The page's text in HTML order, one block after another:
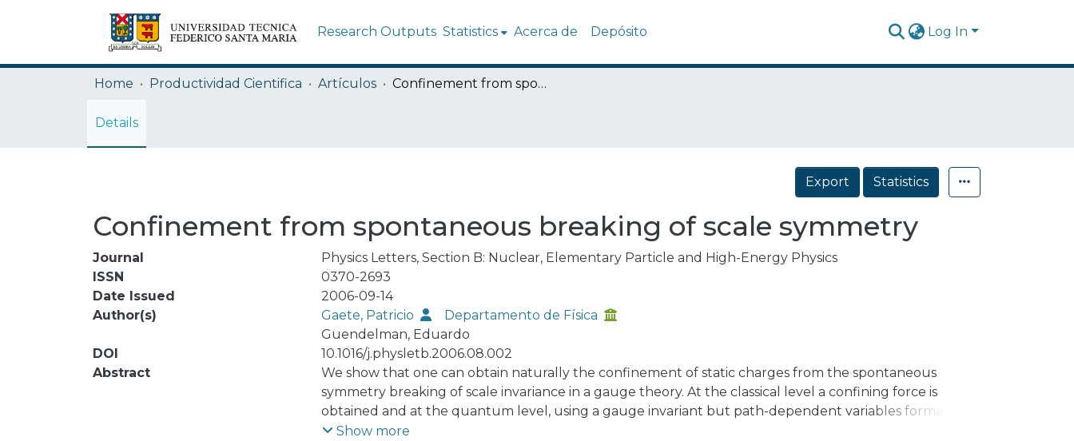
Research Outputs Statistics Acerca de Depósito Log In
Home Productividad Cientifica Artículos Confinement from spontaneous breaking of scale symmetry
Details
Export Statistics
Confinement from spontaneous breaking of scale symmetry
Journal
Physics Letters, Section B: Nuclear, Elementary Particle and High-Energy Physics
ISSN
0370-2693
Date Issued
2006-09-14
Author(s)
Gaete, Patricio
Departamento de Física
Guendelman, Eduardo
DOI
10.1016/j.physletb.2006.08.002
Abstract
We show that one can obtain naturally the confinement of static charges from the spontaneous
symmetry breaking of scale invariance in a gauge theory. At the classical level a confining force is
obtained and at the quantum level, using a gauge invariant but path-dependent variables formalism,
the Cornell confining potential is explicitly obtained. Our procedure answers completely to the
Show more